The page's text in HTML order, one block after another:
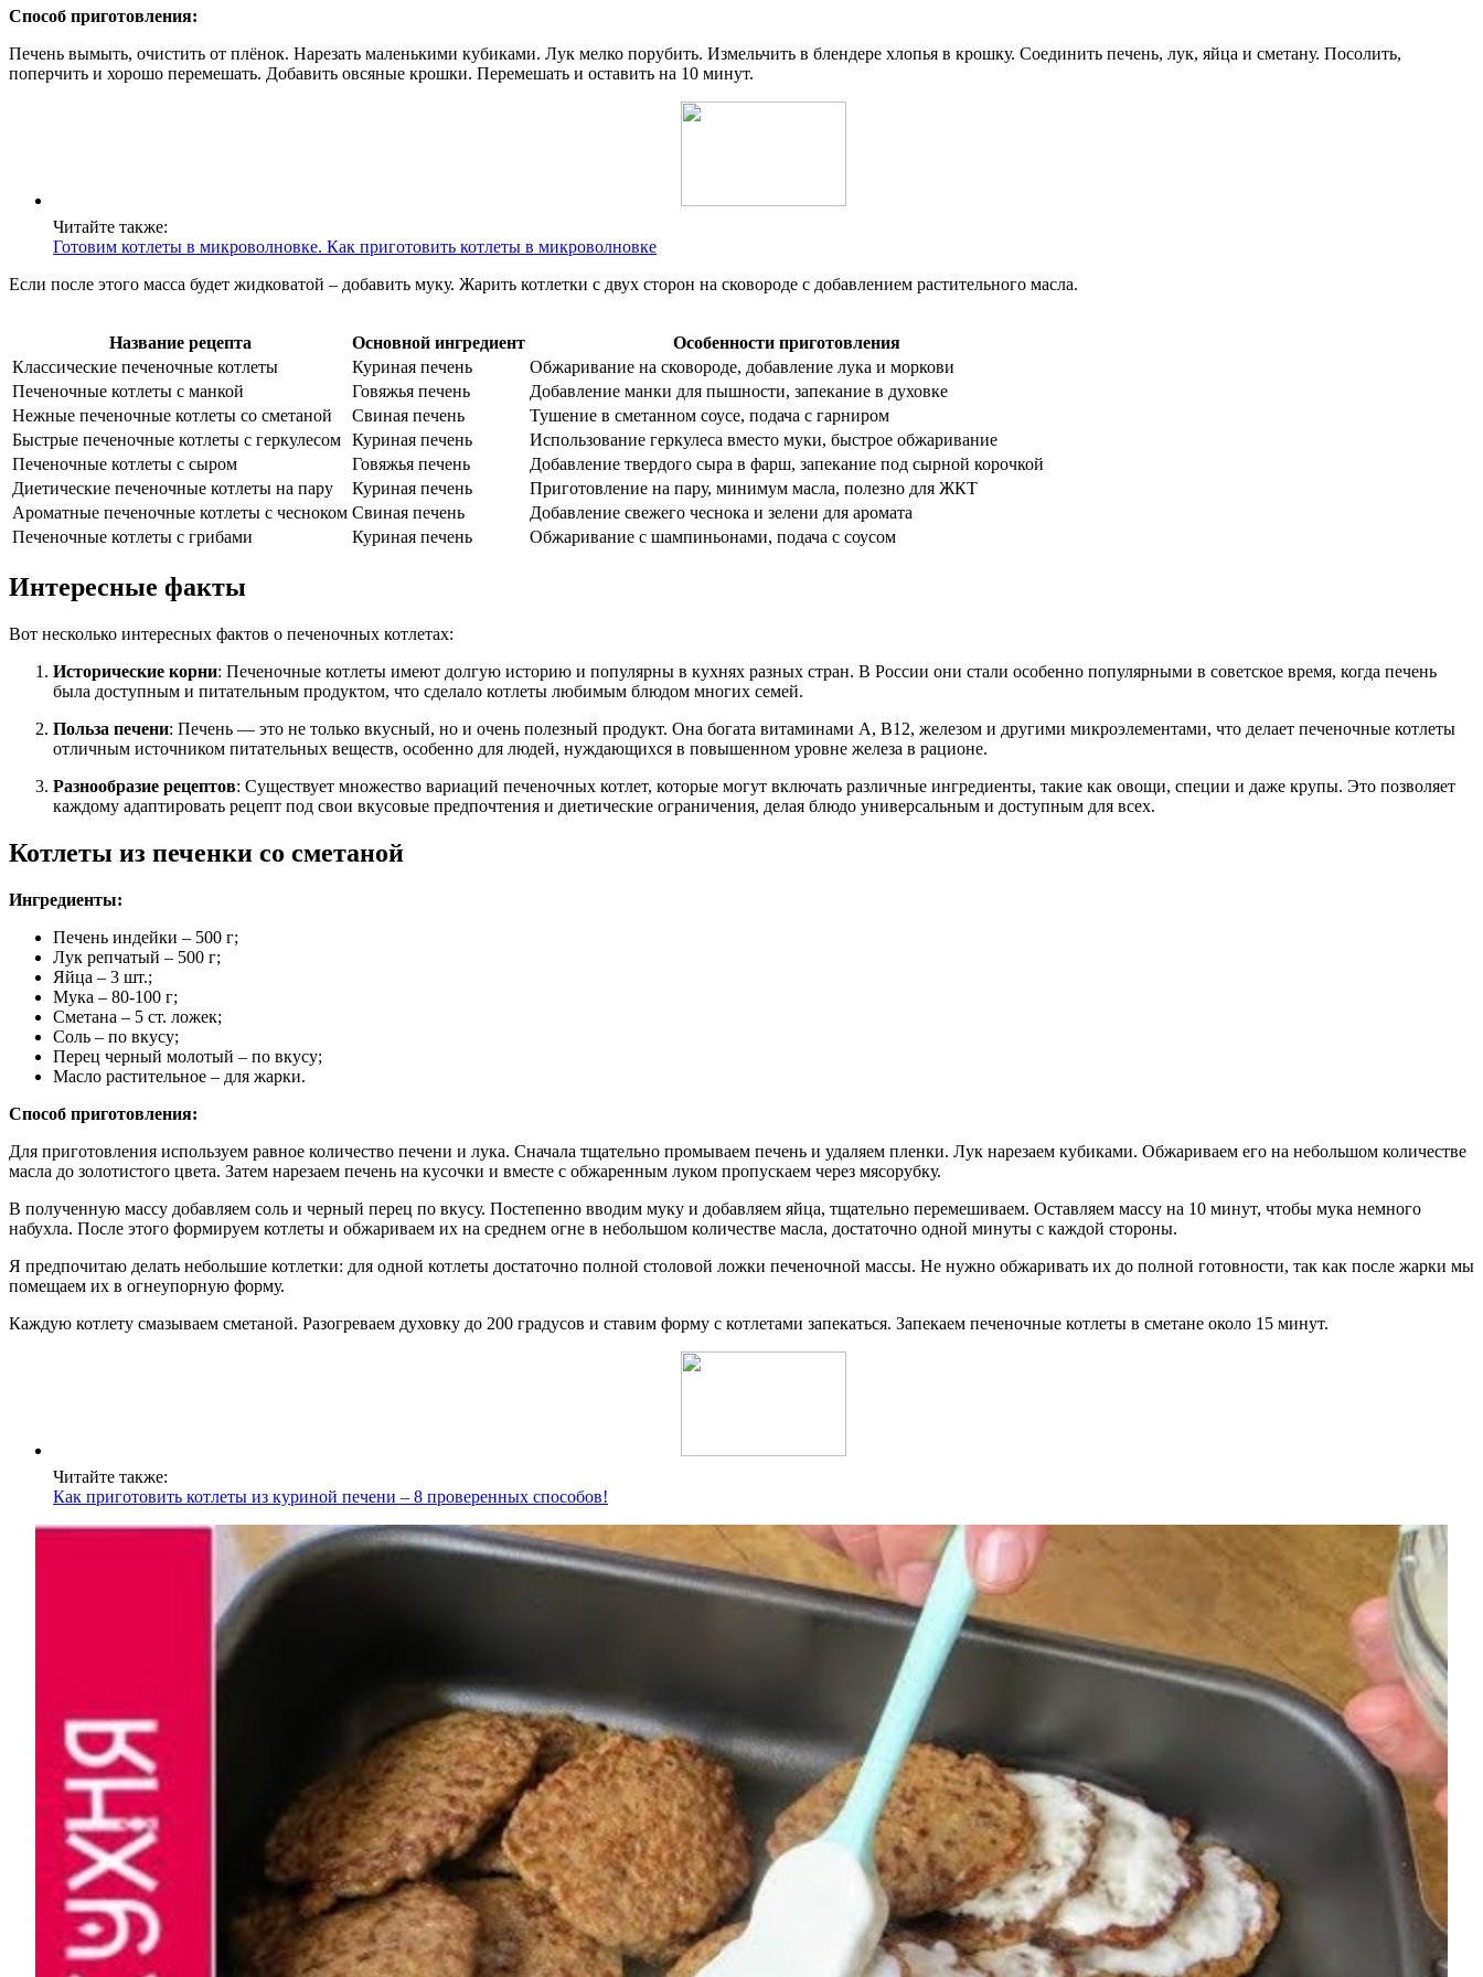
Способ приготовления:
Печень вымыть, очистить от плёнок. Нарезать маленькими кубиками. Лук мелко порубить. Измельчить в блендере хлопья в крошку. Соединить печень, лук, яйца и сметану. Посолить,
поперчить и хорошо перемешать. Добавить овсяные крошки. Перемешать и оставить на 10 минут.
Читайте также:
Готовим котлеты в микроволновке. Как приготовить котлеты в микроволновке
Если после этого масса будет жидковатой – добавить муку. Жарить котлетки с двух сторон на сковороде с добавлением растительного масла.
Название рецепта Основной ингредиент
Особенности приготовления
Классические печеночные котлеты
Куриная печень
Обжаривание на сковороде, добавление лука и моркови
Печеночные котлеты с манкой
Говяжья печень
Добавление манки для пышности, запекание в духовке
Нежные печеночные котлеты со сметаной
Свиная печень
Тушение в сметанном соусе, подача с гарниром
Быстрые печеночные котлеты с геркулесом Куриная печень
Использование геркулеса вместо муки, быстрое обжаривание
Печеночные котлеты с сыром
Говяжья печень
Добавление твердого сыра в фарш, запекание под сырной корочкой
Диетические печеночные котлеты на пару
Куриная печень
Приготовление на пару, минимум масла, полезно для ЖКТ
Ароматные печеночные котлеты с чесноком Свиная печень
Добавление свежего чеснока и зелени для аромата
Печеночные котлеты с грибами
Куриная печень Обжаривание с шампиньонами, подача с соусом
Интересные факты
Вот несколько интересных фактов о печеночных котлетах:
Исторические корни: Печеночные котлеты имеют долгую историю и популярны в кухнях разных стран. В России они стали особенно популярными в советское время, когда печень
была доступным и питательным продуктом, что сделало котлеты любимым блюдом многих семей.
Польза печени: Печень — это не только вкусный, но и очень полезный продукт. Она богата витаминами A, B12, железом и другими микроэлементами, что делает печеночные котлеты
отличным источником питательных веществ, особенно для людей, нуждающихся в повышенном уровне железа в рационе.
Разнообразие рецептов: Существует множество вариаций печеночных котлет, которые могут включать различные ингредиенты, такие как овощи, специи и даже крупы. Это позволяет
каждому адаптировать рецепт под свои вкусовые предпочтения и диетические ограничения, делая блюдо универсальным и доступным для всех.
Котлеты из печенки со сметаной
Ингредиенты:
Печень индейки – 500 г;
Лук репчатый – 500 г;
Яйца – 3 шт.;
Мука – 80-100 г;
Сметана – 5 ст. ложек;
Соль – по вкусу;
Перец черный молотый – по вкусу;
Масло растительное – для жарки.
Способ приготовления:
Для приготовления используем равное количество печени и лука. Сначала тщательно промываем печень и удаляем пленки. Лук нарезаем кубиками. Обжариваем его на небольшом количестве
масла до золотистого цвета. Затем нарезаем печень на кусочки и вместе с обжаренным луком пропускаем через мясорубку.
В полученную массу добавляем соль и черный перец по вкусу. Постепенно вводим муку и добавляем яйца, тщательно перемешиваем. Оставляем массу на 10 минут, чтобы мука немного
набухла. После этого формируем котлеты и обжариваем их на среднем огне в небольшом количестве масла, достаточно одной минуты с каждой стороны.
Я предпочитаю делать небольшие котлетки: для одной котлеты достаточно полной столовой ложки печеночной массы. Не нужно обжаривать их до полной готовности, так как после жарки мы
помещаем их в огнеупорную форму.
Каждую котлету смазываем сметаной. Разогреваем духовку до 200 градусов и ставим форму с котлетами запекаться. Запекаем печеночные котлеты в сметане около 15 минут.
Читайте также:
Как приготовить котлеты из куриной печени – 8 проверенных способов!